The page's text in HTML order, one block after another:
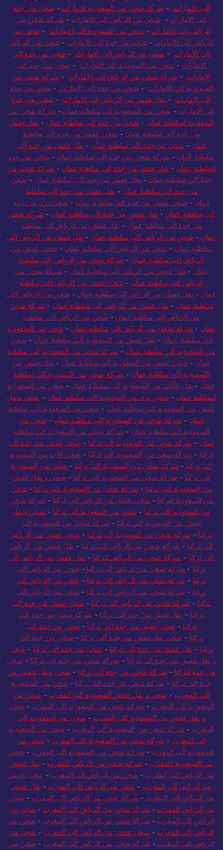
الى الامارات - شركة شحن من السعودية للامارات - شحن من جدة
الى الامارات - شحن من الرياض الى الامارات - شركة شحن من
الرياض إلى الإمارات - شحن من السعودية الى الامارات - شحن من
الرياض الى الامارات - شحن من جدة الى الامارات - شحن من الرياض
الي الامارات - شحن من الرياض الى الامارات - شحن من جدة الى
الامارات - شحن من السعودية الى الامارات - شحن من جدة الى
الامارات - شركة شحن من الرياض الي الامارات - شركة شحن من
السعودية الي الامارات - شحن من جدة الى الامارات - شحن من جدة
الى الامارات - نقل عفش من الرياض الى الامارات - شحن من جدة
الى الامارات - شحن من السعودية الى سلطنة عمان - شركة شحن من
السعودية لسلطنة عمان - شحن من جدة الي سلطنة عمان - نقل عفش
من جدة الى سلطنة عمان - شحن عفش من جدة الى سلطنة
عمان - شحن من جدة الى سلطنة عمان - نقل عفش من جدة الى
سلطنة عُمان - شركة شحن من جدة الى سلطنة عمان - شحن من جدة
لسلطنة عمان - نقل عفش من جدة الي سلطنة عمان - شركة شحن من
جدة الي سلطنة عمان - نقل عفش من جدة الى سلطنة عمان - شحن
من جدة الي سلطنة عمان - نقل عفش من جدة الى سلطنة
عمان - شحن عفش من جدة الي سلطنة عمان - شحن بري من جدة
الى سلطنة عمان - نقل عفش من جدة الى سلطنة عُمان - شركة شحن
من جدة الي سلطنة عمان - نقل عفش من الرياض الى سلطنة
عمان - شحن من الرياض الى سلطنة عمان - نقل عفش من الرياض الى
سلطنة عمان - شحن من الرياض الي سلطنة عمان - شحن عفش من
الرياض الى سلطنة عمان - شركة شحن من الرياض الي سلطنة
عمان - نقل عفش من الرياض الى سلطنة عُمان - شركة شحن من
الرياض الي سلطنة عمان - شحن عفش من الرياض الي سلطنة
عمان - نقل عفش من الرياض الى سلطنة عمان - شحن من الرياض الى
سلطنة عمان - نقل عفش من الرياض الى سلطنة عمان - شركة شحن
من الرياض إلى سلطنة عمان - شحن من الرياض الي سلطنة
عمان - شركة شحن من الرياض الي سلطنة عمان - شحن من السعودية
الي سلطنة عمان - نقل عفش من السعودية الي سلطنة عمان - شحن
من السعودية الي سلطنة عمان - شركة شحن من السعودية إلى سلطنة
عمان - شحن عفش من السعودية الي سلطنة عمان - نقل عفش من
السعودية الي سلطنة عمان - شركة شحن من السعودية الي سلطنة
عمان - نقل الأثاث من السعودية إلى سلطنة عمان - شحن من السعودية
لسلطنة عمان - شحن بري من السعودية الي سلطنة عمان - شحن ونقل
عفش من السعودية الي سلطنة عمان - شحن من السعودية الى سلطنة
عمان - شركة شحن من السعودية إلى سلطنة عمان - شحن من
السعودية الي سلطنة عمان - شركة شحن من السعودية الي سلطنة
عمان - شركة شحن من السعودية الي تركيا - شحن عفش من جدة الى
تركيا - شركة شحن من السعودية الي تركيا - شحن أثاث من السعودية
الى تركيا - شركة شحن من السعودية الي تركيا - شحن من السعودية
الي تركيا - شركة شحن من السعودية الى تركيا - شحن و نقل عفش
من السعودية الي تركيا - شركة شحن من السعودية الي تركيا - شحن
من السعودية لتركيا - شحن عفش من الرياض الى تركيا - شركة شحن
من السعودية الي تركيا - شحن من السعودية الى تركيا - شحن ونقل
عفش من السعودية الي تركيا - شركة شحن من السعودية الى
تركيا - شركة شحن من السعودية إلى تركيا - شحن عفش من الرياض
الى تركيا - شركة شحن من الرياض الي تركيا - نقل عفش من الرياض
الي تركيا - شركة شحن من الرياض لتركيا - نقل عفش من الرياض الى
تركيا - شركة شحن من الرياض الى تركيا - شحن من الرياض الى
تركيا - شركة شحن من الرياض الى تركيا - شحن من الرياض الي
تركيا - شركة شحن من الرياض إلى تركيا - شحن من الرياض الي
تركيا - شركة شحن من الرياض الي تركيا - شحن عفش من جدة الى
تركيا - نقل عفش من جدة الى تركيا - شركة شحن من جدة الى
تركيا - شحن عفش من جدة الي تركيا - شحن من جدة الى
تركيا - شحن نقل عفش من جدة الى تركيا - شحن من جدة الي
تركيا - نقل عفش من جدة الى تركيا - شحن من جدة إلى تركيا - شحن
و نقل عفش من جدة الى تركيا - شركة شحن من جدة الى تركيا - شحن
من جدة لتركيا - شركة شحن من جدة الي تركيا - شحن ونقل عفش من
جدة إلى تركيا - شركة شحن من جدة الي تركيا - شحن من السعودية
الي المغرب - شحن و نقل عفش السعودية الي المغرب - شحن من
السعودية الي المغرب - شركة شحن من السعودية الى المغرب - شحن
و نقل عفش من السعودية الي المغرب - شحن من السعودية الي
المغرب - شركة شحن من السعودية الي المغرب - شحن من السعودية
الي المغرب - شركة شحن من السعودية الي المغرب - شحن من
السعودية إلى المغرب - شركة شحن من السعودية إلى المغرب - شحن
من السعودية للمغرب - شركة شحن من الرياض للمغرب - نقل عفش
من الرياض الى المغرب - شحن من الرياض الى المغرب - شحن عفش
من الرياض الي المغرب - شحن من الرياض الي المغرب - نقل عفش
من الرياض الى المغرب - شركة شحن من الرياض إلى المغرب - شحن
من الرياض للمغرب - شركة شحن من الرياض الى المغرب - شحن من
الرياض الي المغرب - شركة شحن من الرياض الي المغرب - شحن من
الرياض إلى المغرب - شحن عفش من الرياض الى المغرب - شحن من
الرياض الي المغرب - شركة شحن من الرياض الي المغرب - شحن من